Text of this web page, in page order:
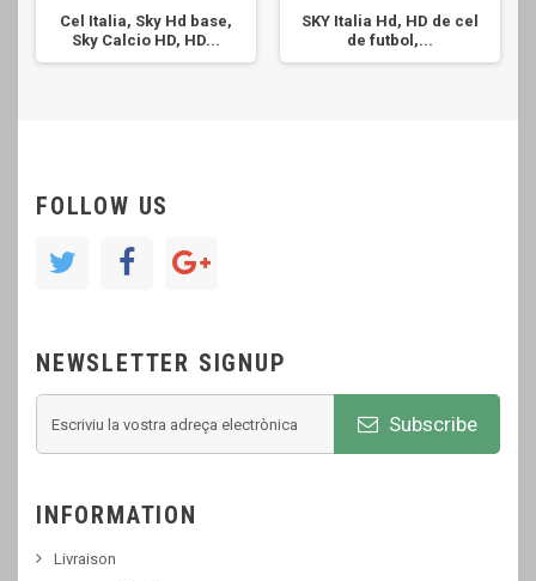
Cel Italia, Sky Hd base,
Sky Calcio HD, HD...
SKY Italia Hd, HD de cel
de futbol,...
FOLLOW US
NEWSLETTER SIGNUP
Subscribe
INFORMATION
Livraison